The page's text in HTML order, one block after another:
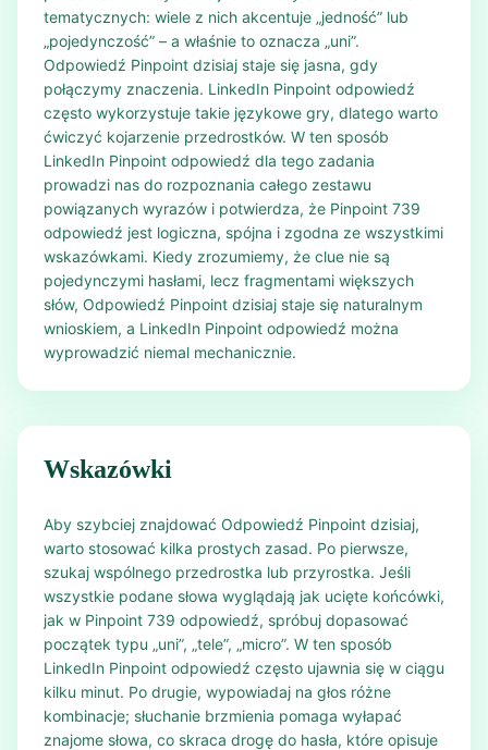
tematycznych: wiele z nich akcentuje „jedność” lub
„pojedynczość” – a właśnie to oznacza „uni”.
Odpowiedź Pinpoint dzisiaj staje się jasna, gdy
połączymy znaczenia. LinkedIn Pinpoint odpowiedź
często wykorzystuje takie językowe gry, dlatego warto
ćwiczyć kojarzenie przedrostków. W ten sposób
LinkedIn Pinpoint odpowiedź dla tego zadania
prowadzi nas do rozpoznania całego zestawu
powiązanych wyrazów i potwierdza, że Pinpoint 739
odpowiedź jest logiczna, spójna i zgodna ze wszystkimi
wskazówkami. Kiedy zrozumiemy, że clue nie są
pojedynczymi hasłami, lecz fragmentami większych
słów, Odpowiedź Pinpoint dzisiaj staje się naturalnym
wnioskiem, a LinkedIn Pinpoint odpowiedź można
wyprowadzić niemal mechanicznie.
Wskazówki
Aby szybciej znajdować Odpowiedź Pinpoint dzisiaj,
warto stosować kilka prostych zasad. Po pierwsze,
szukaj wspólnego przedrostka lub przyrostka. Jeśli
wszystkie podane słowa wyglądają jak ucięte końcówki,
jak w Pinpoint 739 odpowiedź, spróbuj dopasować
początek typu „uni”, „tele”, „micro”. W ten sposób
LinkedIn Pinpoint odpowiedź często ujawnia się w ciągu
kilku minut. Po drugie, wypowiadaj na głos różne
kombinacje; słuchanie brzmienia pomaga wyłapać
znajome słowa, co skraca drogę do hasła, które opisuje